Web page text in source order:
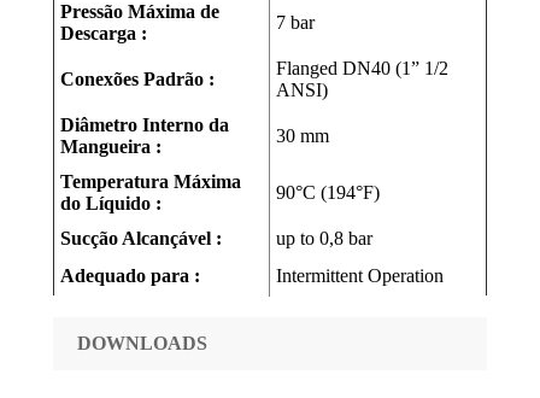
Pressão Máxima de
Descarga :
7 bar
Conexões Padrão :
Flanged DN40 (1” 1/2
ANSI)
Diâmetro Interno da
Mangueira :
30 mm
Temperatura Máxima
do Líquido :
90°C (194°F)
Sucção Alcançável :
up to 0,8 bar
Adequado para :
Ιntermittent Οperation
DOWNLOADS